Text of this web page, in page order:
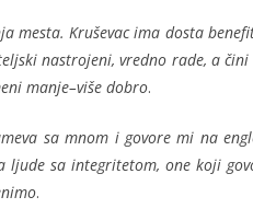
mesta. Kruševac ima dosta
nastrojeni, vredno rade, a
manje–više dobro.
sa mnom i govore mi na
ljude sa integritetom, one koji
.